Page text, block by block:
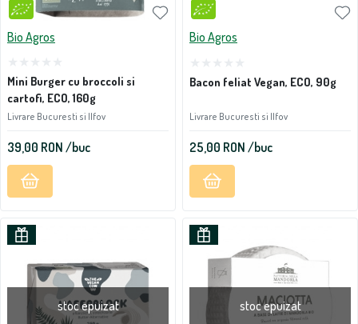
Bio Agros
Mini Burger cu broccoli si
cartofi, ECO, 160g
Livrare Bucuresti si Ilfov
39,00 RON /buc
Bio Agros
Bacon feliat Vegan, ECO, 90g
Livrare Bucuresti si Ilfov
25,00 RON /buc
stoc epuizat stoc epuizat